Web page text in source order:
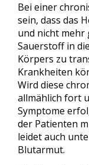
Bei einer
sein, dass das
und nicht
Sauerstoff in
Körpers zu
Krankheiten
Wird diese
allmählich fort
Symptome
der Patienten
leidet auch
Blutarmut.